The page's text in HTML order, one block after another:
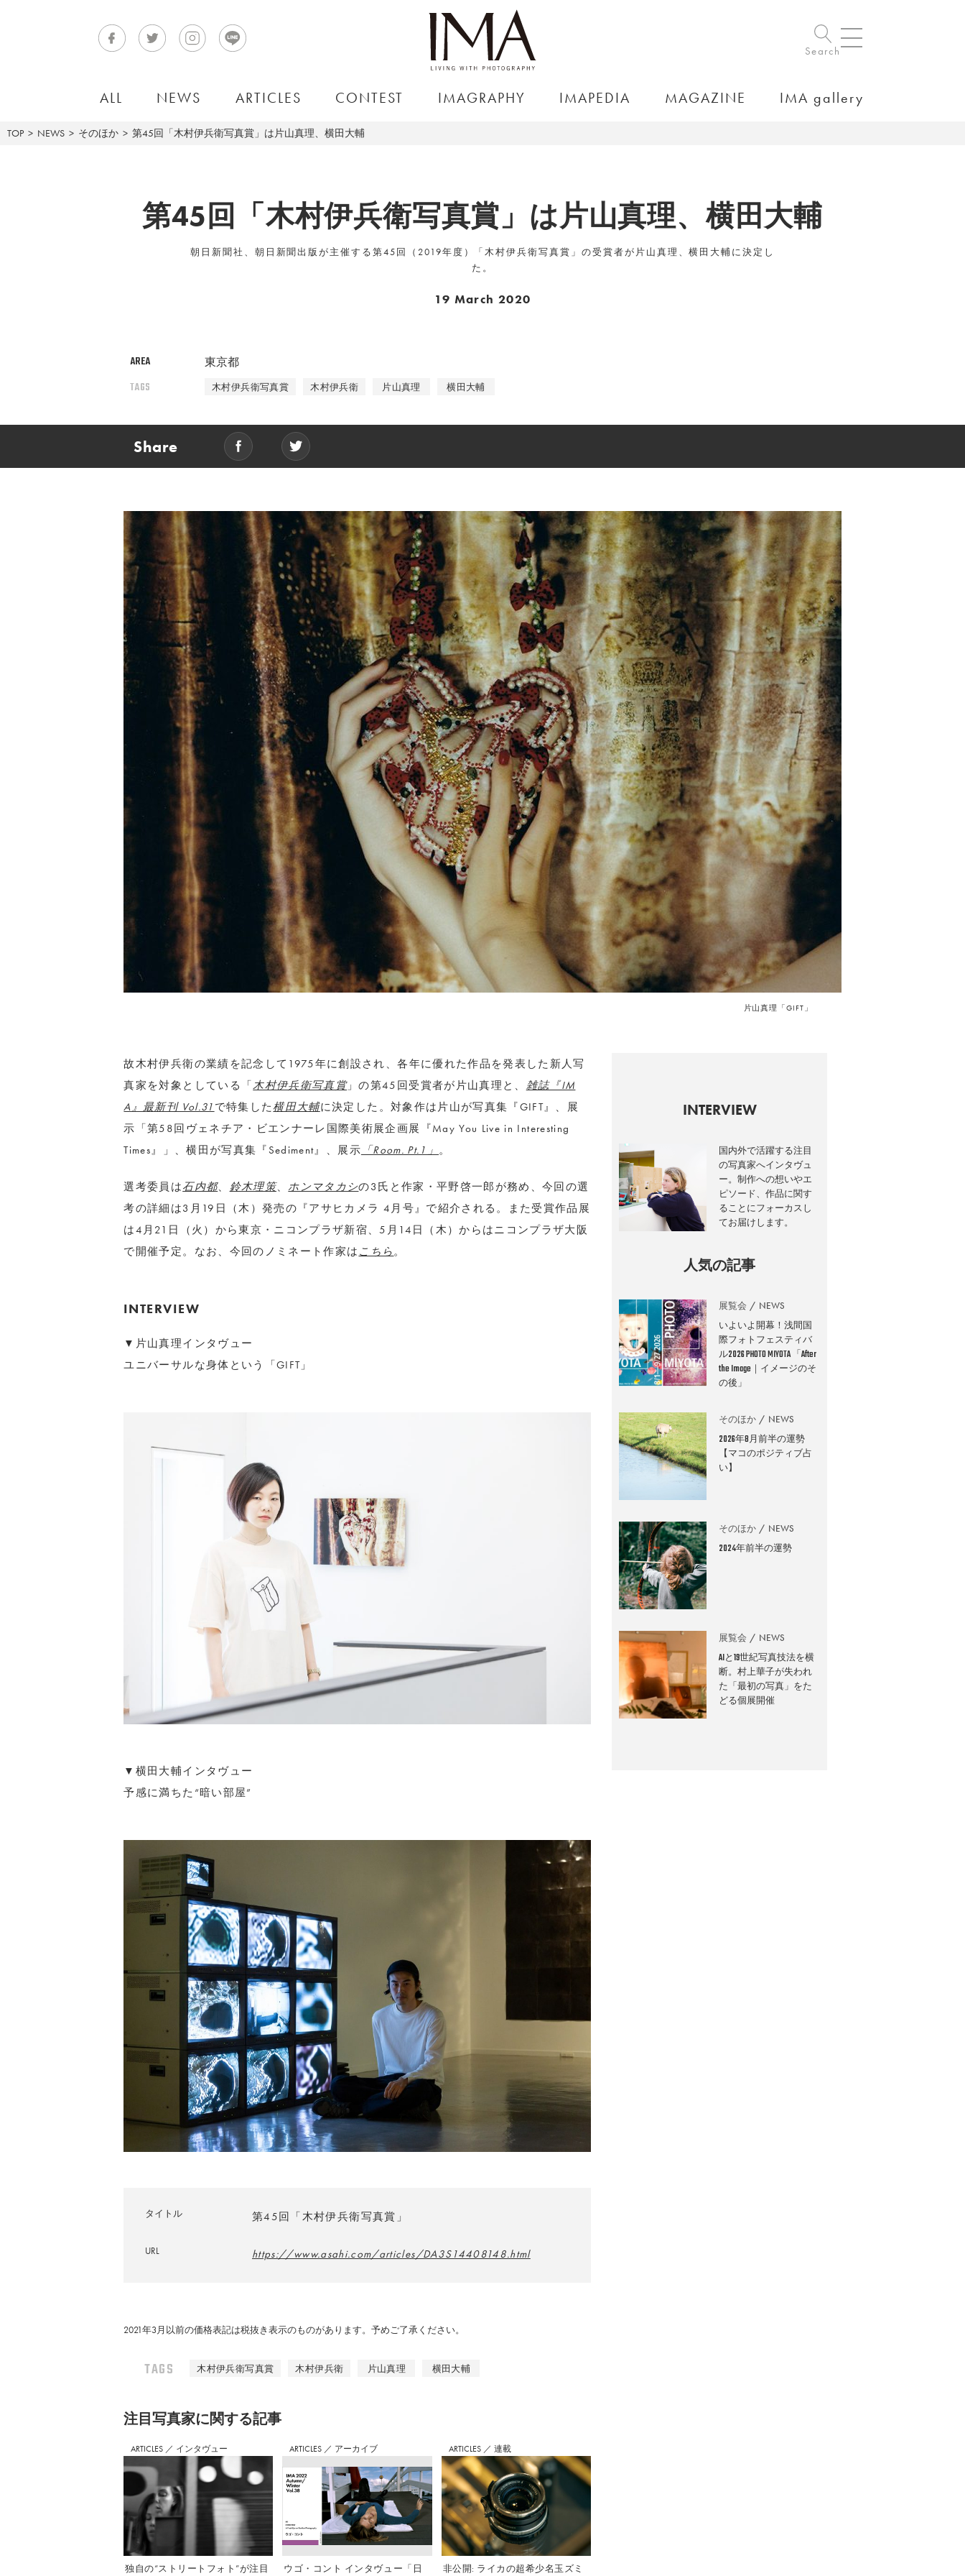
Search
ALL NEWS ARTICLES CONTEST IMAGRAPHY IMAPEDIA MAGAZINE IMA gallery
TOP NEWS そのほか 第45回「木村伊兵衛写真賞」は片山真理、横田大輔
第45回「木村伊兵衛写真賞」は片山真理、横田大輔
朝日新聞社、朝日新聞出版が主催する第45回（2019年度）「木村伊兵衛写真賞」の受賞者が片山真理、横田大輔に決定し
た。
19 March 2020
AREA 東京都
TAGS 木村伊兵衛写真賞 木村伊兵衛 片山真理 横田大輔
Share
片山真理「GIFT」
故木村伊兵衛の業績を記念して1975年に創設され、各年に優れた作品を発表した新人写
真家を対象としている「木村伊兵衛写真賞」の第45回受賞者が片山真理と、 雑誌『IM
A』最新刊 Vol.31 で特集した横田大輔に決定した。対象作は片山が写真集『GIFT』、展
示「第58回ヴェネチア・ビエンナーレ国際美術展企画展『May You Live in Interesting
Times』」、横田が写真集『Sediment』、展示 「Room. Pt.1」 。
選考委員は石内都、 鈴木理策、 ホンマタカシの3氏と作家・平野啓一郎が務め、今回の選
考の詳細は3月19日（木）発売の『アサヒカメラ 4月号』で紹介される。また受賞作品展
は4月21日（火）から東京・ニコンプラザ新宿、5月14日（木）からはニコンプラザ大阪
で開催予定。なお、今回のノミネート作家は こちら。
INTERVIEW
▼片山真理インタヴュー
ユニバーサルな身体という「GIFT」
▼横田大輔インタヴュー
予感に満ちた“暗い部屋”
タイトル 第45回「木村伊兵衛写真賞」
URL https://www.asahi.com/articles/DA3S14408148.html
2021年3月以前の価格表記は税抜き表示のものがあります。予めご了承ください。
TAGS 木村伊兵衛写真賞 木村伊兵衛 片山真理 横田大輔
注⽬写真家に関する記事
ARTICLES ／ インタヴュー
独自の“ストリートフォト”が注目
ARTICLES ／ アーカイブ
ウゴ・コント インタヴュー「日
ARTICLES ／ 連載
非公開: ライカの超希少名玉ズミ
INTERVIEW
国内外で活躍する注目
の写真家へインタヴュ
ー。制作への想いやエ
ピソード、作品に関す
ることにフォーカスし
てお届けします。
人気の記事
展覧会 NEWS
いよいよ開幕！浅間国
際フォトフェスティバ
ル2026 PHOTO MIYOTA 「After
the Image｜イメージのそ
の後」
そのほか NEWS
2026年8月前半の運勢
【マコのポジティブ占
い】
そのほか NEWS
2024年前半の運勢
展覧会 NEWS
AIと19世紀写真技法を横
断。村上華子が失われ
た「最初の写真」をた
どる個展開催